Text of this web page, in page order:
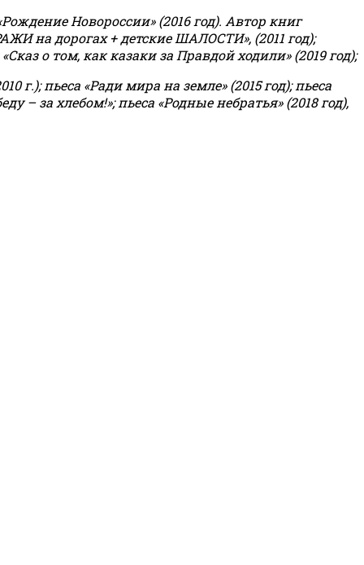
Новороссии» (2016 год). Автор книг
на дорогах + детские ШАЛОСТИ», (2011 год);
о том, как казаки за Правдой ходили» (2019 год);
г.); пьеса «Ради мира на земле» (2015 год); пьеса
– за хлебом!»;пьеса «Родные небратья» (2018 год),